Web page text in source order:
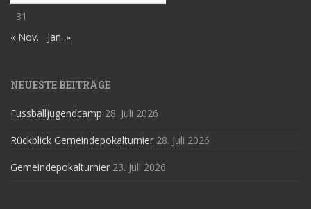
31
« Nov.
Jan. »
NEUESTE BEITRÄGE
Fussballjugendcamp 28. Juli 2026
Rückblick Gemeindepokalturnier 28. Juli 2026
Gemeindepokalturnier 23. Juli 2026